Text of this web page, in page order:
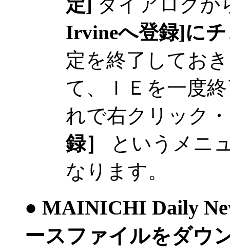
Irvineへ登録]に
定を終了してお
て、ＩＥを一度
れで右クリック
録］
というメニ
なります。
● MAINICHI Daily
ースファイルをダウ